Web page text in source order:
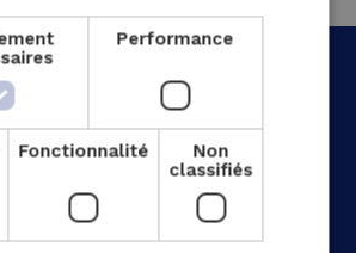
est le résultat ?
CO2 de plus de 35 % par
chauffage conventionnel
Performance
Fonctionnalité
Non
classifiés